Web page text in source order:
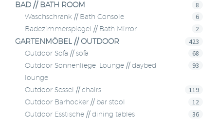
BAD // BATH ROOM 8
Waschschrank // Bath Console 6
Badezimmerspiegel // Bath Mirror 2
GARTENMÖBEL // OUTDOOR 423
Outdoor Sofa // sofa 68
Outdoor Sonnenliege, Lounge // daybed,
lounge
93
Outdoor Sessel // chairs 119
Outdoor Barhocker // bar stool 12
Outdoor Esstische // dining tables 36